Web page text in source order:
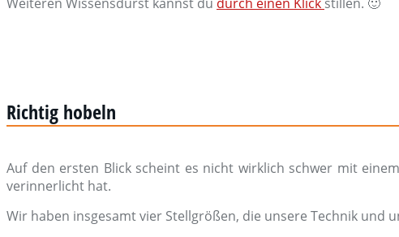
Richtig hobeln
Auf den ersten Blick scheint es nicht wirklich schwer mit
verinnerlicht hat.
Wir haben insgesamt vier Stellgrößen, die unsere Technik und